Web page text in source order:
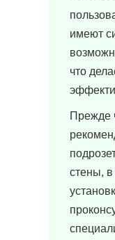
имеют
что
Прежде
стены, в